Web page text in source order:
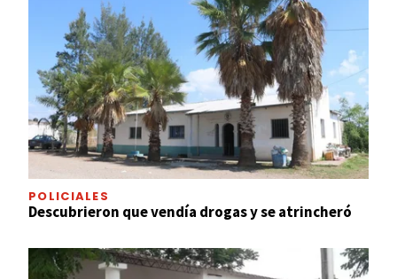
POLICIALES
Descubrieron que vendía drogas y se atrincheró